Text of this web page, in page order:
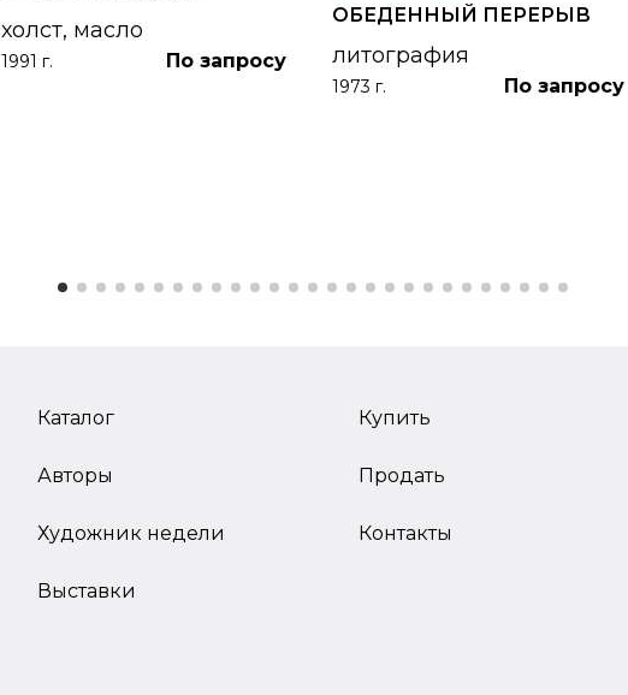
холст, масло
1991 г. По запросу
ОБЕДЕННЫЙ ПЕРЕРЫВ
литография
1973 г. По запросу
Каталог
Авторы
Художник недели
Выставки
Купить
Продать
Контакты